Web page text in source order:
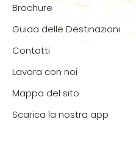
Brochure
Guida delle Destinazioni
Contatti
Lavora con noi
Mappa del sito
Scarica la nostra app